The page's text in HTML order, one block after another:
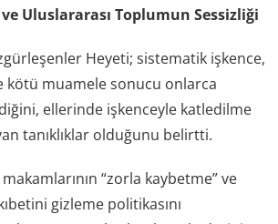
Uluslararası Toplumun Sessizliği
Heyeti; sistematik işkence,
kötü muamele sonucu onlarca
ellerinde işkenceyle katledilme
tanıklıklar olduğunu belirtti.
“zorla kaybetme” ve
gizleme politikasını